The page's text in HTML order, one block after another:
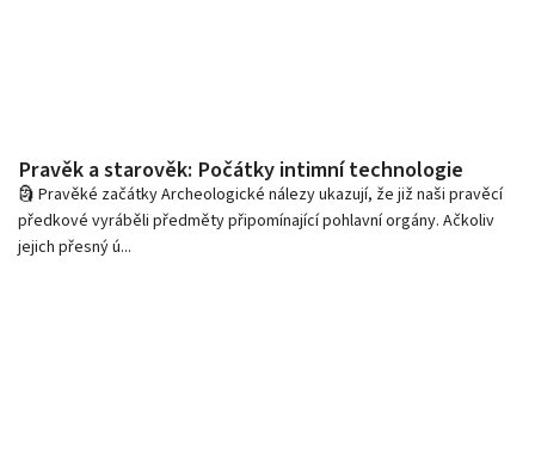
Pravěk a starověk: Počátky intimní technologie
🗿 Pravěké začátky Archeologické nálezy ukazují, že již naši pravěcí
předkové vyráběli předměty připomínající pohlavní orgány. Ačkoliv
jejich přesný ú...